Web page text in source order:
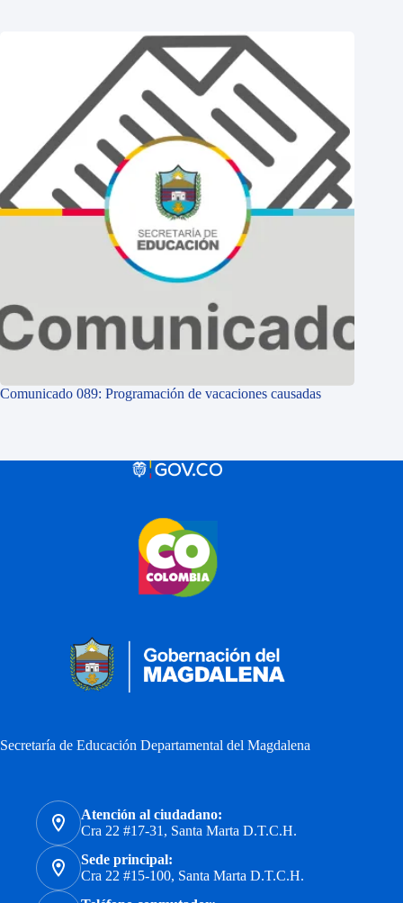
Comunicado 089: Programación de vacaciones causadas
Secretaría de Educación Departamental del Magdalena
Atención al ciudadano:
Cra 22 #17-31, Santa Marta D.T.C.H.
Sede principal:
Cra 22 #15-100, Santa Marta D.T.C.H.